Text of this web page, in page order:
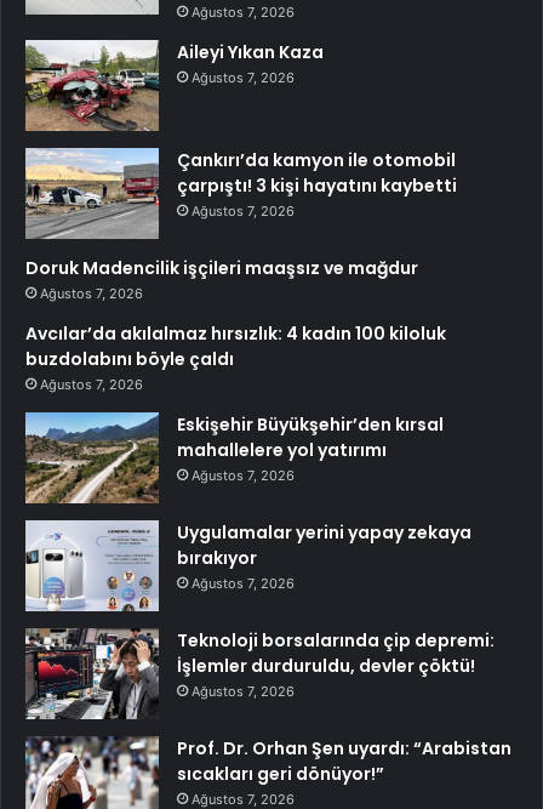
Ağustos 7, 2026
Aileyi Yıkan Kaza
Ağustos 7, 2026
Çankırı’da kamyon ile otomobil
çarpıştı! 3 kişi hayatını kaybetti
Ağustos 7, 2026
Doruk Madencilik işçileri maaşsız ve mağdur
Ağustos 7, 2026
Avcılar’da akılalmaz hırsızlık: 4 kadın 100 kiloluk
buzdolabını böyle çaldı
Ağustos 7, 2026
Eskişehir Büyükşehir’den kırsal
mahallelere yol yatırımı
Ağustos 7, 2026
Uygulamalar yerini yapay zekaya
bırakıyor
Ağustos 7, 2026
Teknoloji borsalarında çip depremi:
İşlemler durduruldu, devler çöktü!
Ağustos 7, 2026
Prof. Dr. Orhan Şen uyardı: “Arabistan
sıcakları geri dönüyor!”
Ağustos 7, 2026